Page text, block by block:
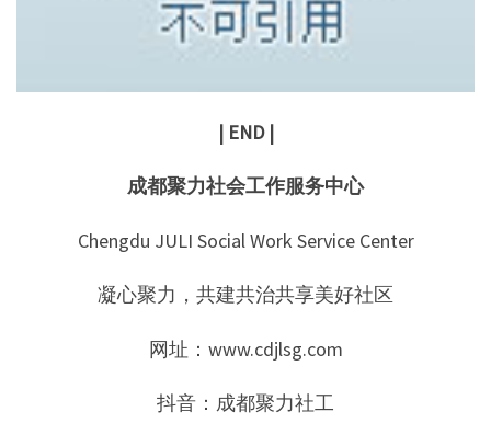
| END |
成都聚力社会工作服务中心
Chengdu JULI Social Work Service Center
凝心聚力，共建共治共享美好社区
网址：www.cdjlsg.com
抖音：成都聚力社工